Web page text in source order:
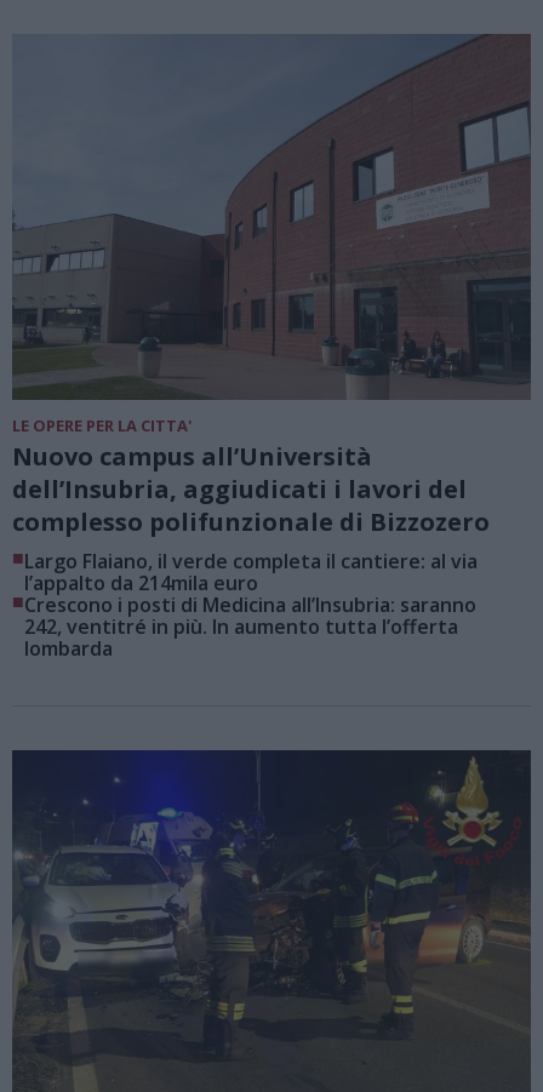
LE OPERE PER LA CITTA'
Nuovo campus all’Università
dell’Insubria, aggiudicati i lavori del
complesso polifunzionale di Bizzozero
■Largo Flaiano, il verde completa il cantiere: al via
l’appalto da 214mila euro
■Crescono i posti di Medicina all’Insubria: saranno
242, ventitré in più. In aumento tutta l’offerta
lombarda